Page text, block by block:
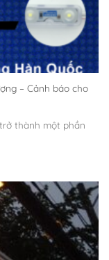
– Cảnh báo cho
thành một phần